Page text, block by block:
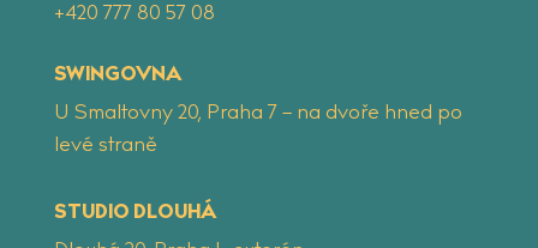
‭+420 777 80 57 08
SWINGOVNA
U Smaltovny 20, Praha 7 – na dvoře hned po
levé straně
STUDIO DLOUHÁ